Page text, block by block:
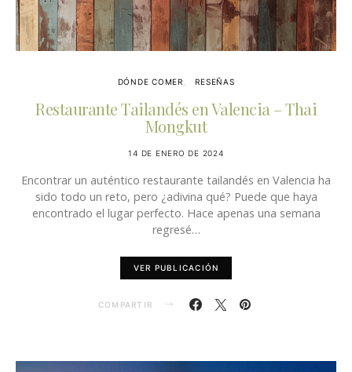
DÓNDE COMER RESEÑAS
Restaurante Tailandés en Valencia – Thai
Mongkut
14 DE ENERO DE 2024
Encontrar un auténtico restaurante tailandés en Valencia ha
sido todo un reto, pero ¿adivina qué? Puede que haya
encontrado el lugar perfecto. Hace apenas una semana
regresé…
VER PUBLICACIÓN
COMPARTIR